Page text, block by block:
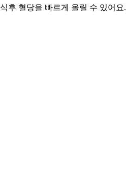
후 혈당을 빠르게 올릴 수 있어요.